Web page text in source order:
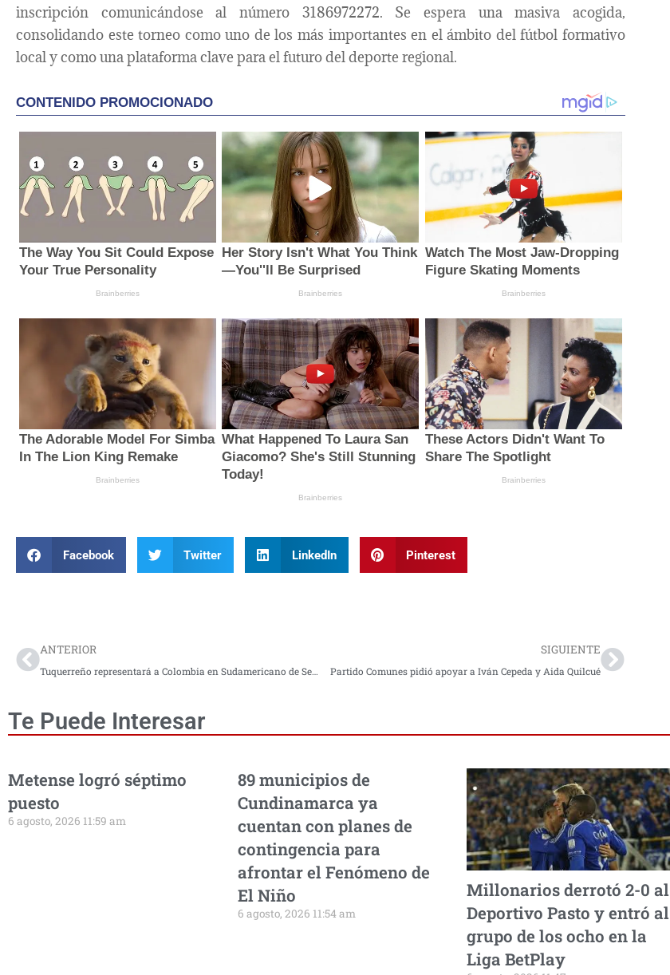
inscripción comunicándose al número 3186972272. Se espera una masiva acogida,
consolidando este torneo como uno de los más importantes en el ámbito del fútbol formativo
local y como una plataforma clave para el futuro del deporte regional.
Facebook Twitter LinkedIn Pinterest
ANTERIOR
Tuquerreño representará a Colombia en Sudamericano de Semifondo y Fondo
SIGUIENTE
Partido Comunes pidió apoyar a Iván Cepeda y Aida Quilcué
Te Puede Interesar
Metense logró séptimo
puesto
6 agosto, 2026 11:59 am
89 municipios de
Cundinamarca ya
cuentan con planes de
contingencia para
afrontar el Fenómeno de
El Niño
6 agosto, 2026 11:54 am
Millonarios derrotó 2-0 al
Deportivo Pasto y entró al
grupo de los ocho en la
Liga BetPlay